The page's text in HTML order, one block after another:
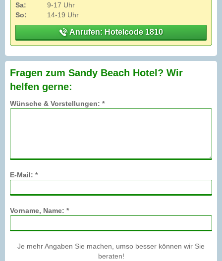
Sa:
9-17 Uhr
So:
14-19 Uhr
Anrufen: Hotelcode 1810
Fragen zum Sandy Beach Hotel? Wir
helfen gerne:
Wünsche & Vorstellungen: *
E-Mail: *
Vorname, Name: *
Je mehr Angaben Sie machen, umso besser können wir Sie
beraten!